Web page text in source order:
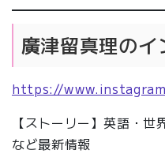
廣津留真理のイ
https://
【ストーリー】英語・
など最新情報